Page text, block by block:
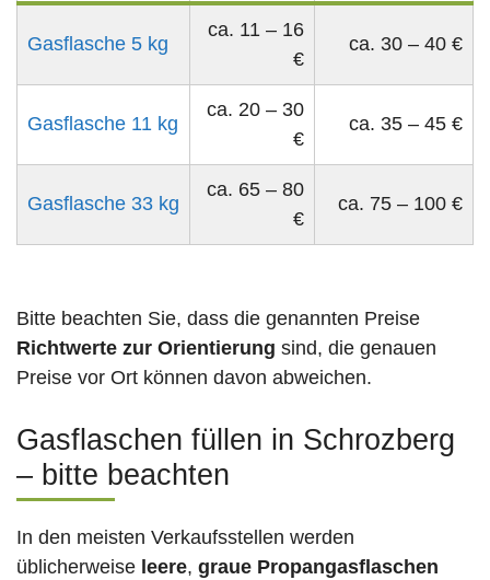
Gasflasche 5 kg
ca. 11 – 16
€
ca. 30 – 40 €
Gasflasche 11 kg
ca. 20 – 30
€
ca. 35 – 45 €
Gasflasche 33 kg
ca. 65 – 80
€
ca. 75 – 100 €
Bitte beachten Sie, dass die genannten Preise
Richtwerte zur Orientierung sind, die genauen
Preise vor Ort können davon abweichen.
Gasflaschen füllen in Schrozberg
– bitte beachten
In den meisten Verkaufsstellen werden
üblicherweise leere, graue Propangasflaschen